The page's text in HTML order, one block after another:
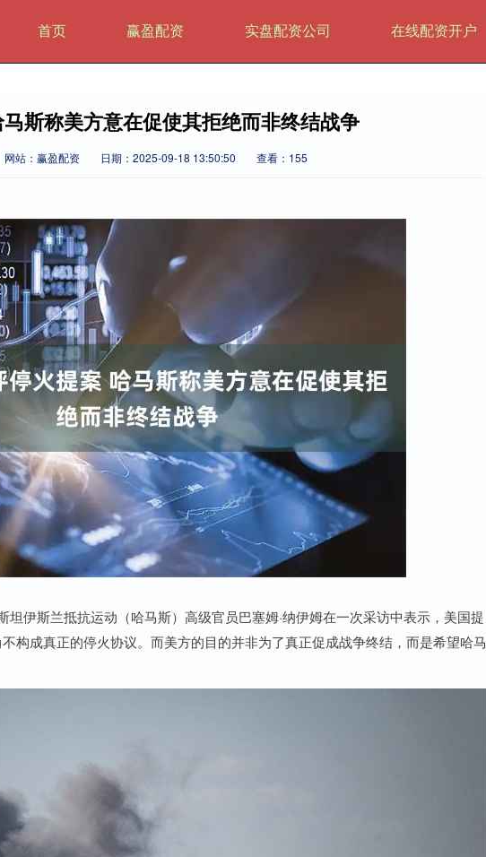
首页 赢盈配资 实盘配资公司 在线配资开户
斯称美方意在促使其拒绝而非终结战争
网站：赢盈配资 日期：2025-09-18 13:50:50 查看：155
坦伊斯兰抵抗运动（哈马斯）高级官员巴塞姆·纳伊姆在一次采访中表示，美国提
构成真正的停火协议。而美方的目的并非为了真正促成战争终结，而是希望哈马
39.68 1.02% 深证成指 14311.01 200.89